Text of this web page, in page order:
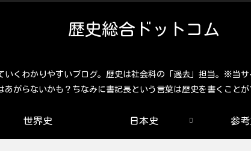
歴史総合ドットコム
いくわかりやすいブログ。歴史は社会科の「過去」担当。※当
あがらないかも？ちなみに書記長という言葉は歴史を書くことが
世界史 日本史 参